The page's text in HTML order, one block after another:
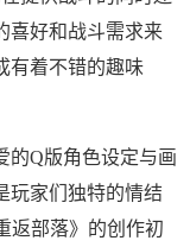
喜好和战斗需求来
有着不错的趣味
Q版角色设定与画
玩家们独特的情结
返部落》的创作初